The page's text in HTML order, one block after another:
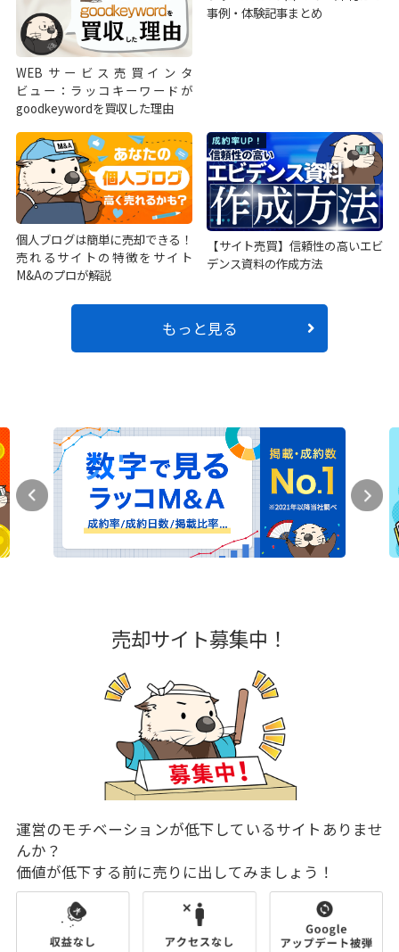
WEBサービス売買インタ
ビュー：ラッコキーワードが
goodkeywordを買収した理由
事例・体験記事まとめ
個人ブログは簡単に売却できる！
売れるサイトの特徴をサイト
M&Aのプロが解説
【サイト売買】信頼性の高いエビ
デンス資料の作成方法
もっと見る
売却サイト募集中！
運営のモチベーションが低下しているサイトありませ
んか？
価値が低下する前に売りに出してみましょう！